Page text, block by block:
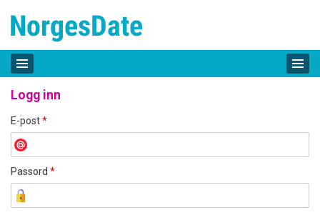
Logg inn
E-post*
Passord *